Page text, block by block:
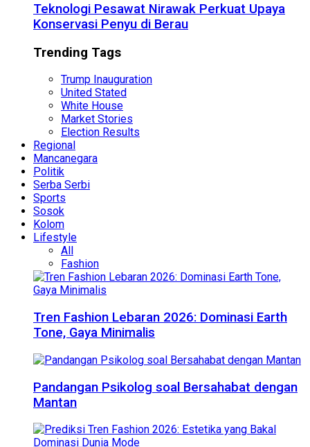
Teknologi Pesawat Nirawak Perkuat Upaya
Konservasi Penyu di Berau
Trending Tags
Trump Inauguration
United Stated
White House
Market Stories
Election Results
Regional
Mancanegara
Politik
Serba Serbi
Sports
Sosok
Kolom
Lifestyle
All
Fashion
Tren Fashion Lebaran 2026: Dominasi Earth
Tone, Gaya Minimalis
Pandangan Psikolog soal Bersahabat dengan
Mantan